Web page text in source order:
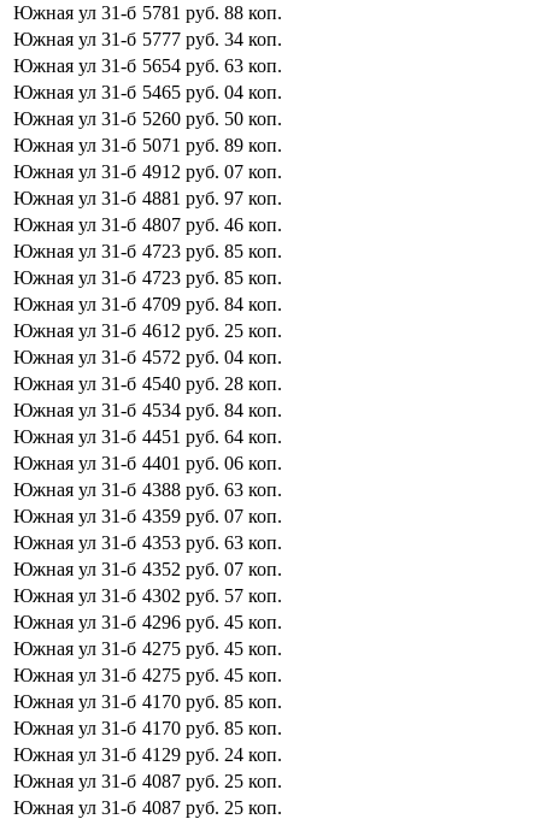
Южная ул 31-б 5781 руб. 88 коп.
Южная ул 31-б 5777 руб. 34 коп.
Южная ул 31-б 5654 руб. 63 коп.
Южная ул 31-б 5465 руб. 04 коп.
Южная ул 31-б 5260 руб. 50 коп.
Южная ул 31-б 5071 руб. 89 коп.
Южная ул 31-б 4912 руб. 07 коп.
Южная ул 31-б 4881 руб. 97 коп.
Южная ул 31-б 4807 руб. 46 коп.
Южная ул 31-б 4723 руб. 85 коп.
Южная ул 31-б 4723 руб. 85 коп.
Южная ул 31-б 4709 руб. 84 коп.
Южная ул 31-б 4612 руб. 25 коп.
Южная ул 31-б 4572 руб. 04 коп.
Южная ул 31-б 4540 руб. 28 коп.
Южная ул 31-б 4534 руб. 84 коп.
Южная ул 31-б 4451 руб. 64 коп.
Южная ул 31-б 4401 руб. 06 коп.
Южная ул 31-б 4388 руб. 63 коп.
Южная ул 31-б 4359 руб. 07 коп.
Южная ул 31-б 4353 руб. 63 коп.
Южная ул 31-б 4352 руб. 07 коп.
Южная ул 31-б 4302 руб. 57 коп.
Южная ул 31-б 4296 руб. 45 коп.
Южная ул 31-б 4275 руб. 45 коп.
Южная ул 31-б 4275 руб. 45 коп.
Южная ул 31-б 4170 руб. 85 коп.
Южная ул 31-б 4170 руб. 85 коп.
Южная ул 31-б 4129 руб. 24 коп.
Южная ул 31-б 4087 руб. 25 коп.
Южная ул 31-б 4087 руб. 25 коп.